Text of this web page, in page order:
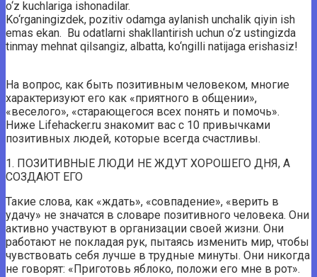
o‘z kuchlariga ishonadilar.
Ko‘rganingizdek, pozitiv odamga aylanish unchalik qiyin ish
emas ekan. Bu odatlarni shakllantirish uchun o‘z ustingizda
tinmay mehnat qilsangiz, albatta, ko‘ngilli natijaga erishasiz!
На вопрос, как быть позитивным человеком, многие
характеризуют его как «приятного в общении»,
«веселого», «старающегося всех понять и помочь».
Ниже Lifehacker.ru знакомит вас с 10 привычками
позитивных людей, которые всегда счастливы.
1. ПОЗИТИВНЫЕ ЛЮДИ НЕ ЖДУТ ХОРОШЕГО ДНЯ, А
СОЗДАЮТ ЕГО
Такие слова, как «ждать», «совпадение», «верить в
удачу» не значатся в словаре позитивного человека. Они
активно участвуют в организации своей жизни. Они
работают не покладая рук, пытаясь изменить мир, чтобы
чувствовать себя лучше в трудные минуты. Они никогда
не говорят: «Приготовь яблоко, положи его мне в рот».